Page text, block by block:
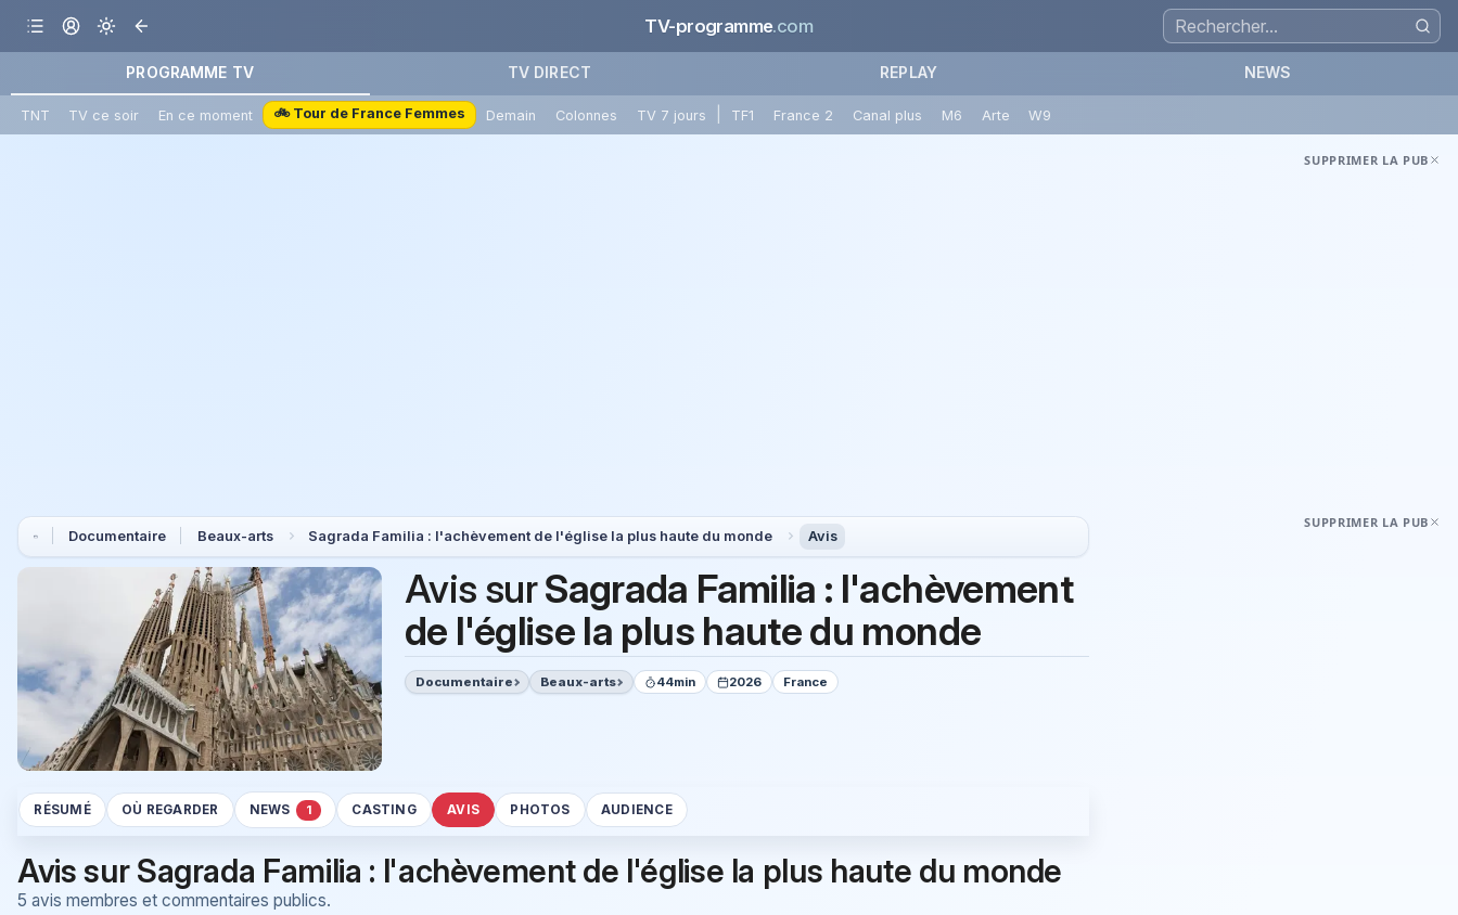
TV-programme.com
PROGRAMME TV TV DIRECT REPLAY NEWS
TNT TV ce soir En ce moment 🚲 Tour de France Femmes Demain Colonnes TV 7 jours TF1 France 2 Canal plus M6 Arte W9
SUPPRIMER LA PUB
Documentaire Beaux-arts Sagrada Familia : l'achèvement de l'église la plus haute du monde Avis
Avis surSagrada Familia : l'achèvement
de l'église la plus haute du monde
Documentaire Beaux-arts 44min 2026 France
RÉSUMÉ OÙ REGARDER NEWS 1 CASTING AVIS PHOTOS AUDIENCE
Avis sur Sagrada Familia : l'achèvement de l'église la plus haute du monde
5 avis membres et commentaires publics.
SUPPRIMER LA PUB